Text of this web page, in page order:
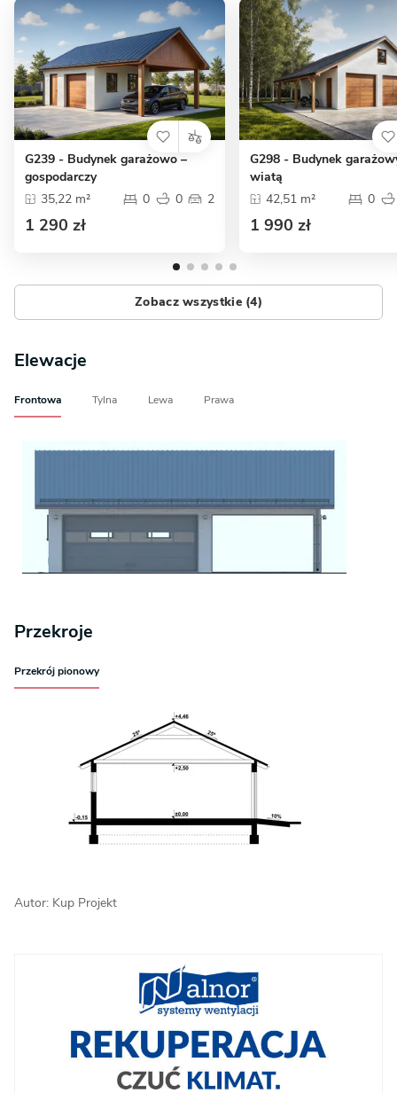
G239 - Budynek garażowo –
gospodarczy
35,22 m²
0 0 2
1 290 zł
G298 - Budynek
wiatą
42,51 m²
0
1 990 zł
Zobacz wszystkie (4)
Elewacje
Frontowa Tylna Lewa Prawa
Przekroje
Przekrój pionowy
Autor: Kup Projekt